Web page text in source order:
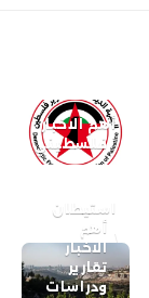
أهم الاخبار
فلسطيني
استيطان
أهم
الاخبار
تقارير
ودراسات